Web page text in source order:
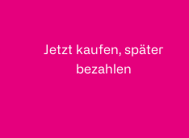
Jetzt kaufen, später
bezahlen